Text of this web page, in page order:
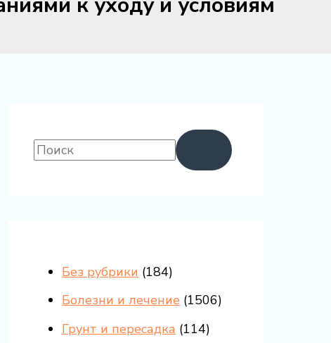
Без рубрики (184)
Болезни и лечение (1506)
Грунт и пересадка (114)